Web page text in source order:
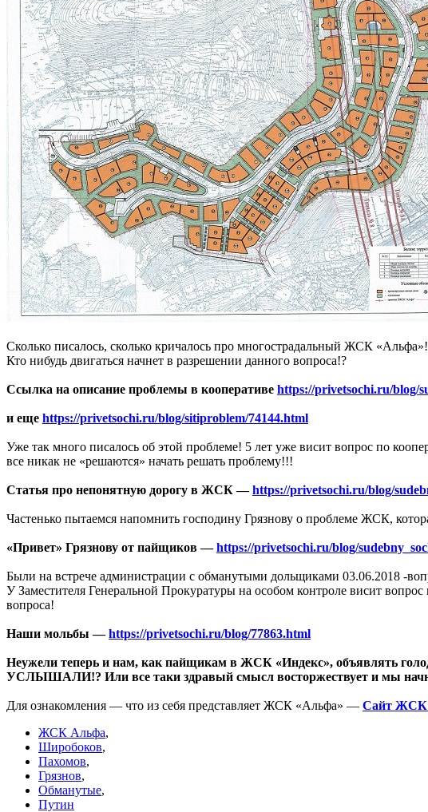
Сколько писалось, сколько кричалось про многострадальный ЖСК «Альфа»!
Кто нибудь двигаться начнет в разрешении данного вопроса!?
Ссылка на описание проблемы в кооперативе https://privetsochi.ru/blog/
и еще https://privetsochi.ru/blog/sitiproblem/74144.html
Уже так много писалось об этой проблеме! 5 лет уже висит вопрос по
все никак не «решаются» начать решать проблему!!!
Статья про непонятную дорогу в ЖСК —https://privetsochi.ru/blog/
Частенько пытаемся напомнить господину Грязнову о проблеме ЖСК,
«Привет» Грязнову от пайщиков —https://privetsochi.ru/blog/
Были на встрече администрации с обманутыми дольщиками 03.06.2018 -
У Заместителя Генеральной Прокуратуры на особом контроле висит
вопроса!
Наши мольбы —https://privetsochi.ru/blog/77863.html
Неужели теперь и нам, как пайщикам в ЖСК «Индекс», объявлять
УСЛЫШАЛИ!? Или все таки здравый смысл восторжествует и мы
Для ознакомления — что из себя представляет ЖСК «Альфа» — Сайт ЖСК
ЖСК Альфа,
Широбоков,
Пахомов,
Грязнов,
Обманутые,
Путин